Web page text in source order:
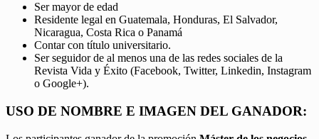
Ser mayor de edad
Residente legal en Guatemala, Honduras, El Salvador,
Nicaragua, Costa Rica o Panamá
Contar con título universitario.
Ser seguidor de al menos una de las redes sociales de la
Revista Vida y Éxito (Facebook, Twitter, Linkedin, Instagram
o Google+).
USO DE NOMBRE E IMAGEN DEL GANADOR: